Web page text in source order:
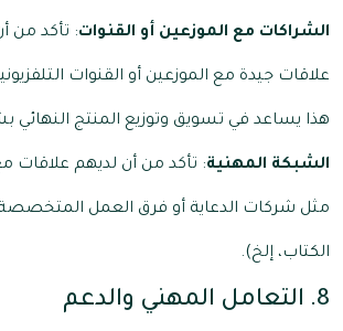
الشراكات مع الموزعين أو القنوات: تأكد من
علاقات جيدة مع الموزعين أو القنوات
هذا يساعد في تسويق وتوزيع المنتج
الشبكة المهنية: تأكد من أن لديهم
مثل شركات الدعاية أو فرق العمل
الكتاب، إلخ).
8. التعامل المهني والدعم